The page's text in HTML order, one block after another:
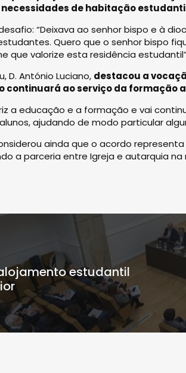
de habitação
“Deixava ao senhor bispo e à
Quero que o senhor bispo
que valorize esta residência
D. António Luciano, destacou a
continuará ao serviço da formação
a educação e a formação e vai
ajudando de modo particular
ainda que o acordo representa
a parceria entre Igreja e autarquia
estudantil